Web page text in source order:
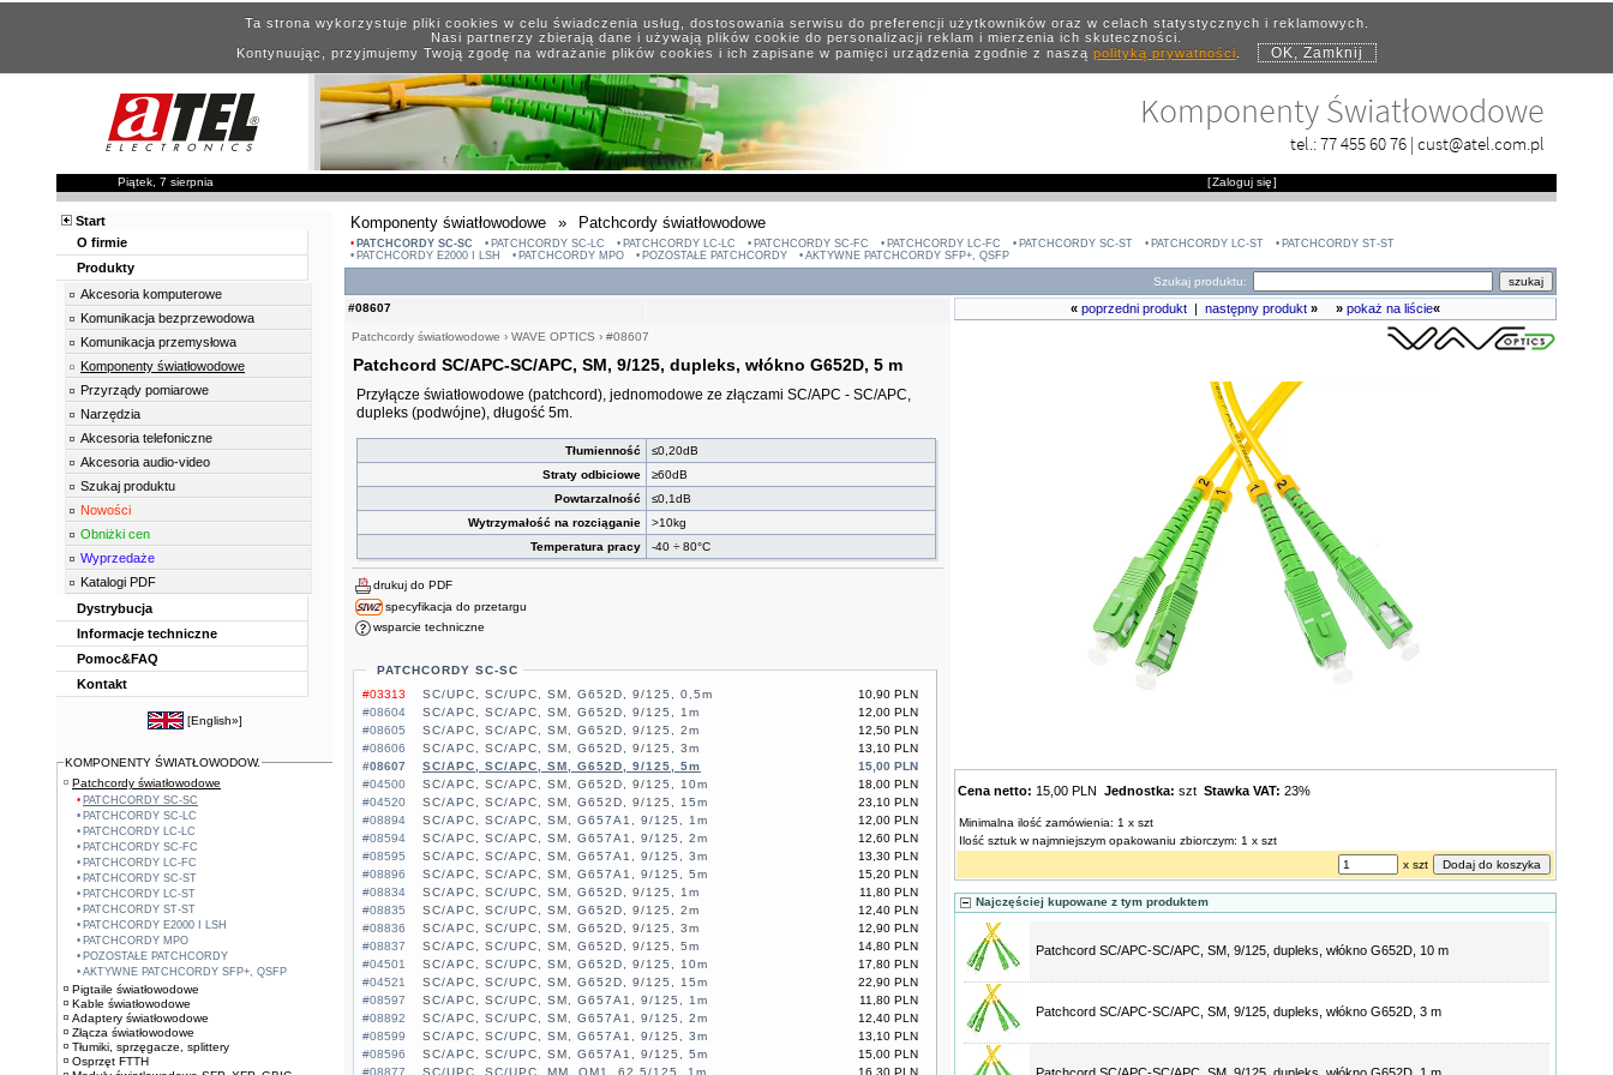
Ta strona wykorzystuje pliki cookies w celu świadczenia usług, dostosowania serwisu do preferencji użytkowników oraz w celach statystycznych i reklamowych.
Nasi partnerzy zbierają dane i używają plików cookie do personalizacji reklam i mierzenia ich skuteczności.
Kontynuując, przyjmujemy Twoją zgodę na wdrażanie plików cookies i ich zapisane w pamięci urządzenia zgodnie z naszą polityką prywatności. OK, Zamknij
Komponenty Światłowodowe
tel.:77 455 60 76 | cust@atel.com.pl
Piątek, 7 sierpnia [Zaloguj się]
Komponenty światłowodowe » Patchcordy światłowodowe
PATCHCORDY SC-SC PATCHCORDY SC-LC PATCHCORDY LC-LC PATCHCORDY SC-FC PATCHCORDY LC-FC PATCHCORDY SC-ST PATCHCORDY LC-ST
PATCHCORDY ST-ST
PATCHCORDY E2000 I LSH
PATCHCORDY MPO POZOSTAŁE PATCHCORDY AKTYWNE PATCHCORDY SFP+, QSFP
Szukaj produktu:
#08607
Patchcordy światłowodowe › WAVE OPTICS › #08607
Patchcord SC/APC-SC/APC, SM, 9/125, dupleks, włókno G652D, 5 m
Przyłącze światłowodowe (patchcord), jednomodowe ze złączami SC/APC - SC/APC,
dupleks (podwójne), długość 5m.
Tłumienność
≤0,20dB
Straty odbiciowe
≥60dB
Powtarzalność
≤0,1dB
Wytrzymałość na rozciąganie
>10kg
Temperatura pracy
-40 ÷ 80°C
drukuj do PDF
specyfikacja do przetargu
wsparcie techniczne
PATCHCORDY SC-SC
#03313
10,90 PLN
SC/UPC, SC/UPC, SM, G652D, 9/125, 0,5m
#08604
12,00 PLN
SC/APC, SC/APC, SM, G652D, 9/125, 1m
#08605
12,50 PLN
SC/APC, SC/APC, SM, G652D, 9/125, 2m
#08606
13,10 PLN
SC/APC, SC/APC, SM, G652D, 9/125, 3m
#08607
15,00 PLN
SC/APC, SC/APC, SM, G652D, 9/125, 5m
#04500
18,00 PLN
SC/APC, SC/APC, SM, G652D, 9/125, 10m
#04520
23,10 PLN
SC/APC, SC/APC, SM, G652D, 9/125, 15m
#08894
12,00 PLN
SC/APC, SC/APC, SM, G657A1, 9/125, 1m
#08594
12,60 PLN
SC/APC, SC/APC, SM, G657A1, 9/125, 2m
#08595
13,30 PLN
SC/APC, SC/APC, SM, G657A1, 9/125, 3m
#08896
15,20 PLN
SC/APC, SC/APC, SM, G657A1, 9/125, 5m
#08834
11,80 PLN
SC/APC, SC/UPC, SM, G652D, 9/125, 1m
#08835
12,40 PLN
SC/APC, SC/UPC, SM, G652D, 9/125, 2m
#08836
12,90 PLN
SC/APC, SC/UPC, SM, G652D, 9/125, 3m
#08837
14,80 PLN
SC/APC, SC/UPC, SM, G652D, 9/125, 5m
#04501
17,80 PLN
SC/APC, SC/UPC, SM, G652D, 9/125, 10m
#04521
22,90 PLN
SC/APC, SC/UPC, SM, G652D, 9/125, 15m
#08597
11,80 PLN
SC/APC, SC/UPC, SM, G657A1, 9/125, 1m
#08892
12,40 PLN
SC/APC, SC/UPC, SM, G657A1, 9/125, 2m
#08599
13,10 PLN
SC/APC, SC/UPC, SM, G657A1, 9/125, 3m
#08596
15,00 PLN
SC/APC, SC/UPC, SM, G657A1, 9/125, 5m
« poprzedni produkt następny produkt » » pokaż na liście«
Cena netto: 15,00 PLN Jednostka: szt Stawka VAT: 23%
Minimalna ilość zamówienia: 1 x szt
Ilość sztuk w najmniejszym opakowaniu zbiorczym: 1 x szt
x szt
Najczęściej kupowane z tym produktem
Patchcord SC/APC-SC/APC, SM, 9/125, dupleks, włókno G652D, 10 m
Patchcord SC/APC-SC/APC, SM, 9/125, dupleks, włókno G652D, 3 m
Start
O firmie
Produkty
Akcesoria komputerowe
Komunikacja bezprzewodowa
Komunikacja przemysłowa
Komponenty światłowodowe
Przyrządy pomiarowe
Narzędzia
Akcesoria telefoniczne
Akcesoria audio-video
Szukaj produktu
Nowości
Obniżki cen
Wyprzedaże
Katalogi PDF
Dystrybucja
Informacje techniczne
Pomoc&FAQ
Kontakt
[English»]
KOMPONENTY ŚWIATŁOWODOW.
Patchcordy światłowodowe
PATCHCORDY SC-SC
PATCHCORDY SC-LC
PATCHCORDY LC-LC
PATCHCORDY SC-FC
PATCHCORDY LC-FC
PATCHCORDY SC-ST
PATCHCORDY LC-ST
PATCHCORDY ST-ST
PATCHCORDY E2000 I LSH
PATCHCORDY MPO
POZOSTAŁE PATCHCORDY
AKTYWNE PATCHCORDY SFP+, QSFP
Pigtaile światłowodowe
Kable światłowodowe
Adaptery światłowodowe
Złącza światłowodowe
Tłumiki, sprzęgacze, splittery
Osprzęt FTTH